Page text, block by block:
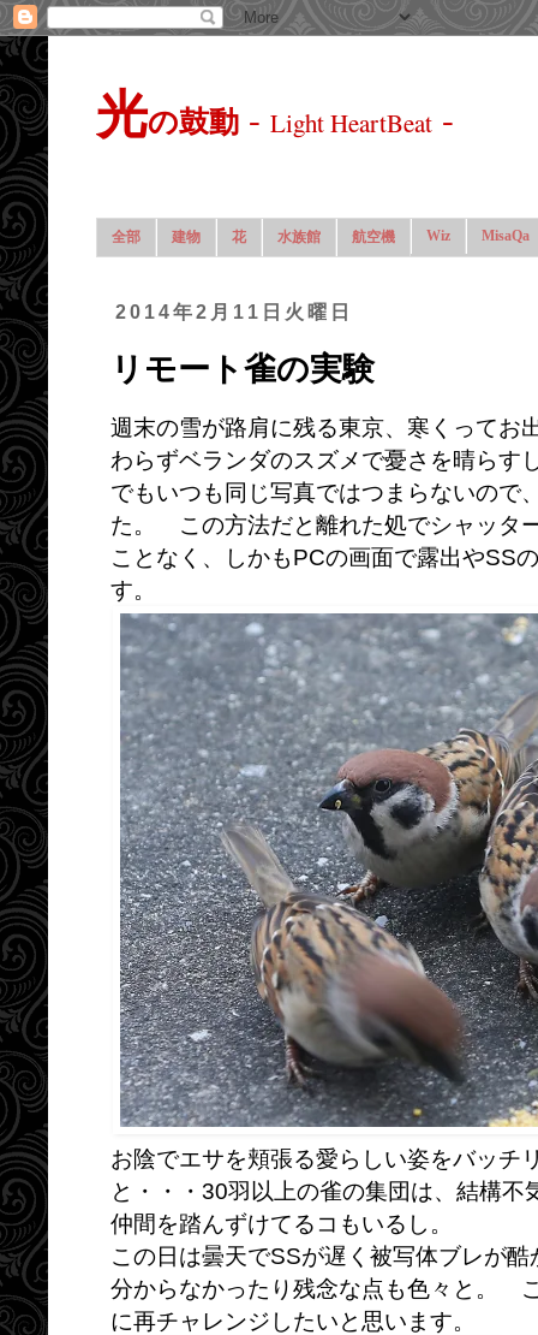
光の鼓動 - Light HeartBeat -
全部 建物 花 水族館 航空機 Wiz MisaQa
2014年2月11日火曜日
リモート雀の実験
週末の雪が路肩に残る東京、寒くって
わらずベランダのスズメで憂さを晴らす
でもいつも同じ写真ではつまらないので
た。 この方法だと離れた処でシャッタ
ことなく、しかもPCの画面で露出やSS
す。
お陰でエサを頬張る愛らしい姿をバッ
と・・・30羽以上の雀の集団は、結構
仲間を踏んずけてるコもいるし。
この日は曇天でSSが遅く被写体ブレが
分からなかったり残念な点も色々と。
に再チャレンジしたいと思います。